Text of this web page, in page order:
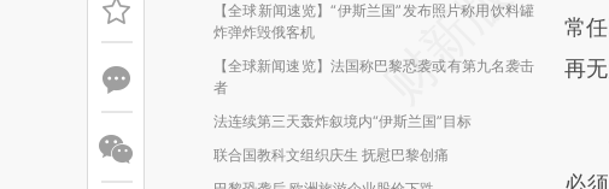
【全球新闻速览】“伊斯兰国”发布照片称用饮料罐
炸弹炸毁俄客机
【全球新闻速览】法国称巴黎恐袭或有第九名袭击
者
法连续第三天轰炸叙境内“伊斯兰国”目标
联合国教科文组织庆生 抚慰巴黎创痛
比
常
再无
这
必